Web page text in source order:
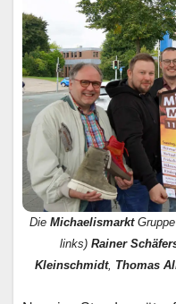
Die Michaelismarkt
links) Rainer
Kleinschmidt, Thomas